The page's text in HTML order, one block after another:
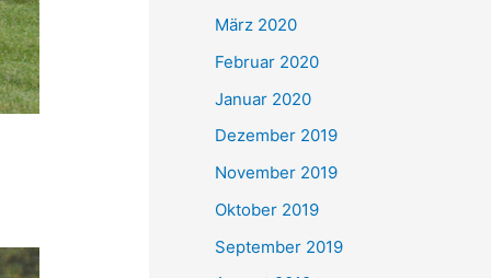
März 2020
Februar 2020
Januar 2020
Dezember 2019
November 2019
Oktober 2019
September 2019